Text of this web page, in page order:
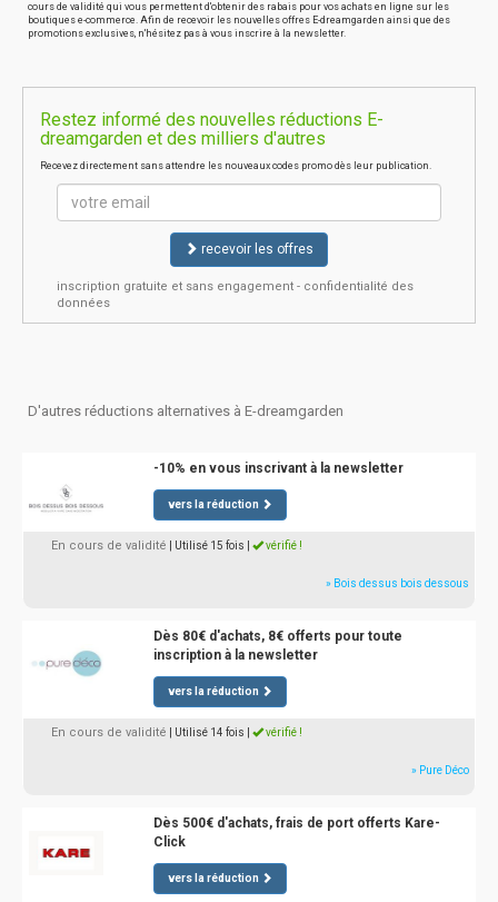
cours de validité qui vous permettent d'obtenir des rabais pour vos achats en ligne sur les
boutiques e-commerce. Afin de recevoir les nouvelles offres E-dreamgarden ainsi que des
promotions exclusives, n'hésitez pas à vous inscrire à la newsletter.
Restez informé des nouvelles réductions E-
dreamgarden et des milliers d'autres
Recevez directement sans attendre les nouveaux codes promo dès leur publication.
recevoir les offres
inscription gratuite et sans engagement - confidentialité des
données
D'autres réductions alternatives à E-dreamgarden
-10% en vous inscrivant à la newsletter
vers la réduction
En cours de validité | Utilisé 15 fois vérifié !
» Bois dessus bois dessous
Dès 80€ d'achats, 8€ offerts pour toute
inscription à la newsletter
vers la réduction
En cours de validité | Utilisé 14 fois vérifié !
» Pure Déco
Dès 500€ d'achats, frais de port offerts Kare-
Click
vers la réduction